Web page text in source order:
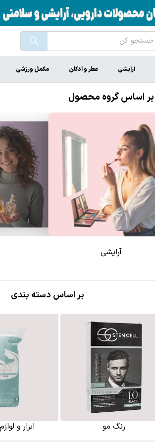
آرایشی عطر و ادکلن مکمل ورزشی
بر اساس گروه محصول
آرایشی
بر اساس دسته بندی
رنگ مو ابزار و